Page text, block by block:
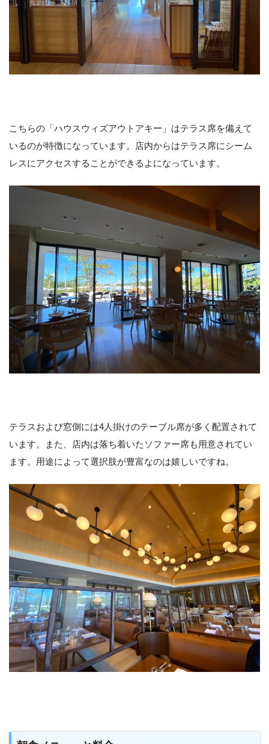
こちらの「ハウスウィズアウトアキー」はテラス席を備えて
いるのが特徴になっています。店内からはテラス席にシーム
レスにアクセスすることができるよになっています。
テラスおよび窓側には4人掛けのテーブル席が多く配置されて
います。また、店内は落ち着いたソファー席も用意されてい
ます。用途によって選択肢が豊富なのは嬉しいですね。